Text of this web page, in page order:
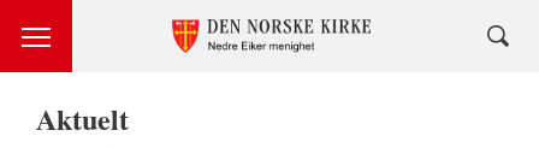
Aktuelt